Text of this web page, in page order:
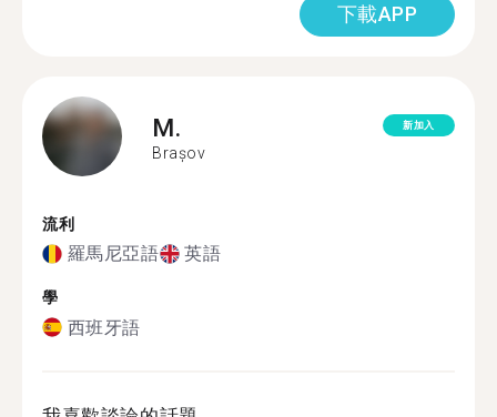
下載APP
M.
Brașov
新加入
流利
羅馬尼亞語 英語
學
西班牙語